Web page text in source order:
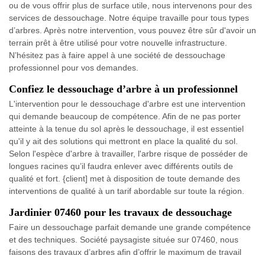
ou de vous offrir plus de surface utile, nous intervenons pour des
services de dessouchage. Notre équipe travaille pour tous types
d’arbres. Après notre intervention, vous pouvez être sûr d'avoir un
terrain prêt à être utilisé pour votre nouvelle infrastructure.
N’hésitez pas à faire appel à une société de dessouchage
professionnel pour vos demandes.
Confiez le dessouchage d’arbre à un professionnel
L'intervention pour le dessouchage d'arbre est une intervention
qui demande beaucoup de compétence. Afin de ne pas porter
atteinte à la tenue du sol après le dessouchage, il est essentiel
qu'il y ait des solutions qui mettront en place la qualité du sol.
Selon l'espèce d'arbre à travailler, l'arbre risque de posséder de
longues racines qu’il faudra enlever avec différents outils de
qualité et fort. {client] met à disposition de toute demande des
interventions de qualité à un tarif abordable sur toute la région.
Jardinier 07460 pour les travaux de dessouchage
Faire un dessouchage parfait demande une grande compétence
et des techniques. Société paysagiste située sur 07460, nous
faisons des travaux d’arbres afin d’offrir le maximum de travail